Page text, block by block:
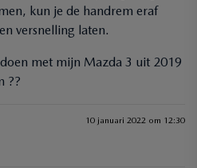
kun je de handrem eraf
versnelling laten.
met mijn Mazda 3 uit 2019
??
10 januari 2022 om 12:30